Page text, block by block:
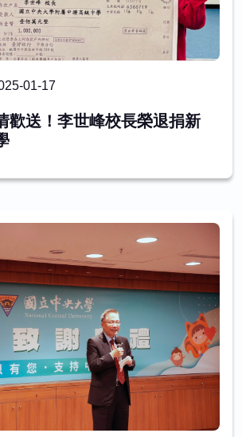
01-17
歡送！李世峰校長榮退捐新